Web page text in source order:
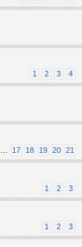
1 2 3 4
… 17 18 19 20 21
1 2 3
1 2 3